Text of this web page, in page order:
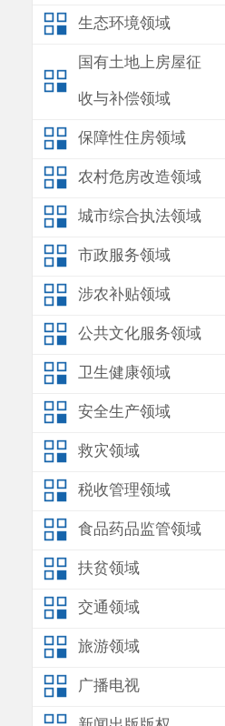
生态环境领域
国有土地上房屋征
收与补偿领域
保障性住房领域
农村危房改造领域
城市综合执法领域
市政服务领域
涉农补贴领域
公共文化服务领域
卫生健康领域
安全生产领域
救灾领域
税收管理领域
食品药品监管领域
扶贫领域
交通领域
旅游领域
广播电视